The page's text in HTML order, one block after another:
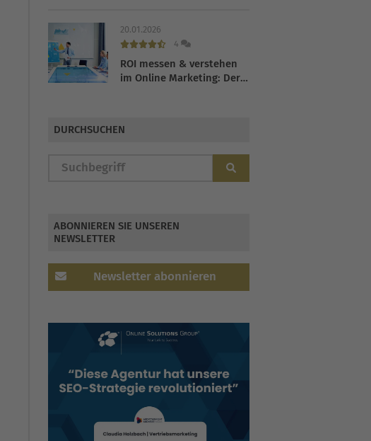
20.01.2026
4
ROI messen & verstehen
im Online Marketing: Der
DURCHSUCHEN
ABONNIEREN SIE UNSEREN
NEWSLETTER
Newsletter abonnieren